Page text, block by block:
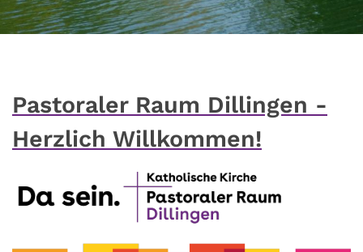
Pastoraler Raum Dillingen -
Herzlich Willkommen!